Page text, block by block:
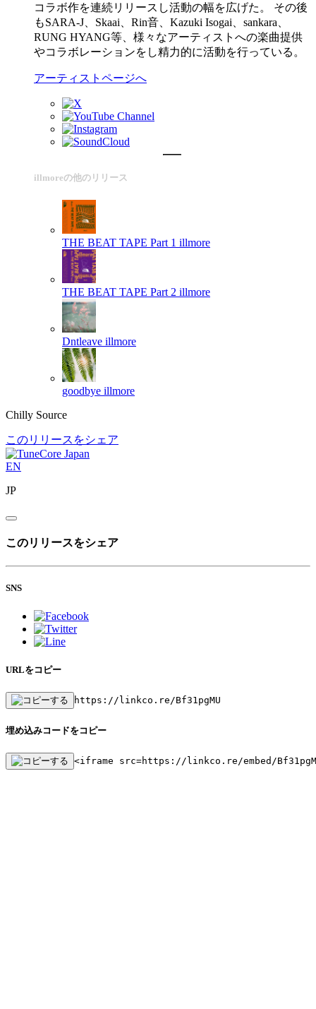
コラボ作を連続リリースし活動の幅を広げた。 その後
もSARA-J、Skaai、Rin音、Kazuki Isogai、sankara、
RUNG HYANG等、様々なアーティストへの楽曲提供
やコラボレーションをし精力的に活動を行っている。
アーティストページへ
illmoreの他のリリース
THE BEAT TAPE Part 1 illmore
THE BEAT TAPE Part 2 illmore
Dntleave illmore
goodbye illmore
Chilly Source
このリリースをシェア
EN
JP
このリリースをシェア
SNS
URLをコピー
https://linkco.re/Bf31pgMU
埋め込みコードをコピー
<iframe src=https://linkco.re/embed/